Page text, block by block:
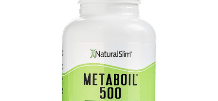
Términos y Condiciones